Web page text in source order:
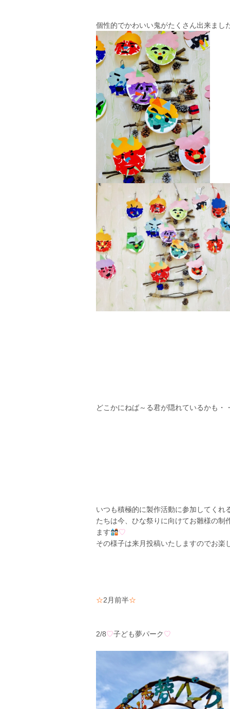
個性的でかわいい鬼がたくさん出来まし
どこかにねば～る君が隠れているかも・
いつも積極的に製作活動に参加してくれ
たちは今、ひな祭りに向けてお雛様の制
ます
♡
その様子は来月投稿いたしますのでお楽
☆2月前半☆
2/8♡子ども夢パーク♡